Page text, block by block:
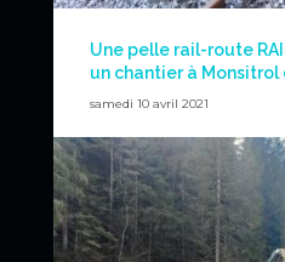
Une pelle rail-route
un chantier à Monsitrol
samedi 10 avril 2021
Sur un chantier en voie
missions de RVB ont été
sur un chantier ETF.